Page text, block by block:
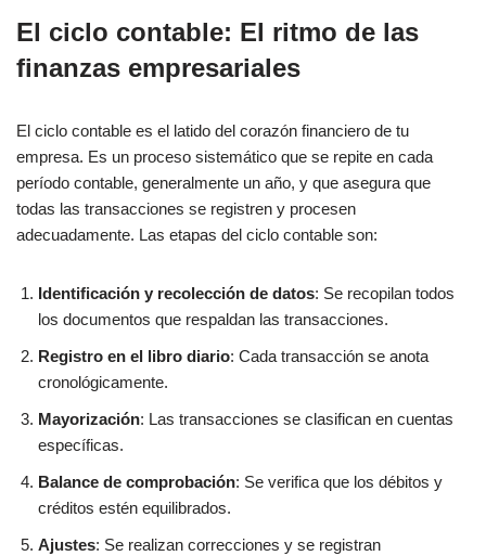
El ciclo contable: El ritmo de las
finanzas empresariales
El ciclo contable es el latido del corazón financiero de tu
empresa. Es un proceso sistemático que se repite en cada
período contable, generalmente un año, y que asegura que
todas las transacciones se registren y procesen
adecuadamente. Las etapas del ciclo contable son:
Identificación y recolección de datos: Se recopilan todos
los documentos que respaldan las transacciones.
Registro en el libro diario: Cada transacción se anota
cronológicamente.
Mayorización: Las transacciones se clasifican en cuentas
específicas.
Balance de comprobación: Se verifica que los débitos y
créditos estén equilibrados.
Ajustes: Se realizan correcciones y se registran